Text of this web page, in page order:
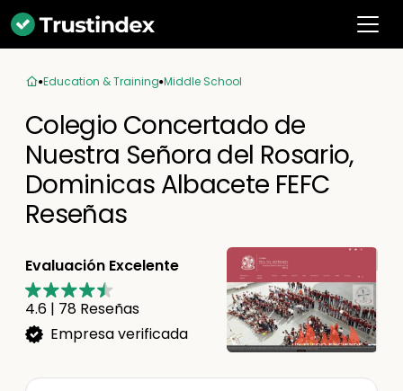
Education & Training Middle School
Colegio Concertado de
Nuestra Señora del Rosario,
Dominicas Albacete FEFC
Reseñas
Evaluación Excelente
4.6 | 78 Reseñas
Empresa verificada